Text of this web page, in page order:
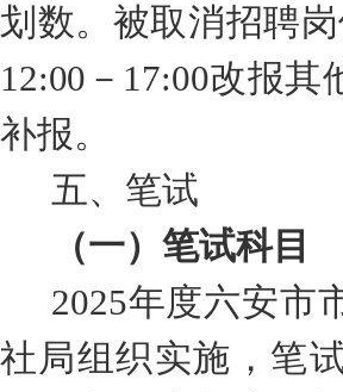
划数。 被取消招聘
12:00 － 17:00改报其
补报。
五、笔试
（一）笔试科目
2025年度六安市
社局组织实施， 笔